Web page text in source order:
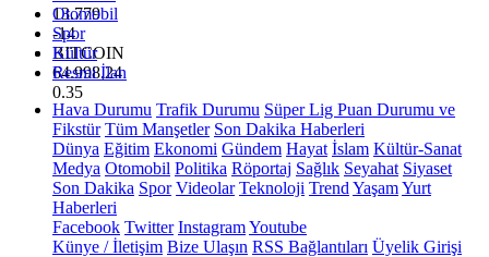
13.779
-14
BITCOIN
64.998,24
0.35
Otomobil
Spor
Kültür
Resmi İlan
Hava Durumu Trafik Durumu Süper Lig Puan Durumu ve
Fikstür Tüm Manşetler Son Dakika Haberleri
Dünya Eğitim Ekonomi Gündem Hayat İslam Kültür-Sanat
Medya Otomobil Politika Röportaj Sağlık Seyahat Siyaset
Son Dakika Spor Videolar Teknoloji Trend YaşamYurt
Haberleri
Facebook Twitter InstagramYoutube
Künye / İletişim Bize Ulaşın RSS Bağlantıları Üyelik Girişi